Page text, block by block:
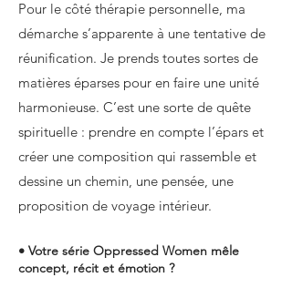
Pour le côté thérapie personnelle, ma
démarche s’apparente à une tentative de
réunification. Je prends toutes sortes de
matières éparses pour en faire une unité
harmonieuse. C’est une sorte de quête
spirituelle : prendre en compte l’épars et
créer une composition qui rassemble et
dessine un chemin, une pensée, une
proposition de voyage intérieur.
• Votre série Oppressed Women mêle
concept, récit et émotion ?